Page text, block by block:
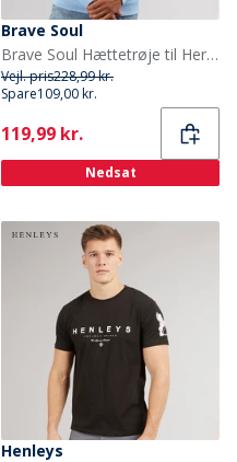
Brave Soul
Brave Soul Hættetrøje til Herre Arctic Blå
Vejl. pris228,99 kr.
Spare109,00 kr.
Current
119,99 kr.
Nedsat
Henleys